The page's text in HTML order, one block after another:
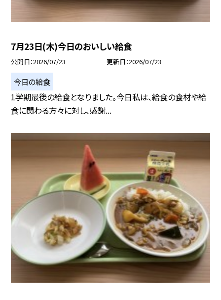
7月23日(木)今日のおいしい給食
公開日 2026/07/23 更新日 2026/07/23
今日の給食
1学期最後の給食となりました。今日私は、給食の食材や給
食に関わる方々に対し、感謝...